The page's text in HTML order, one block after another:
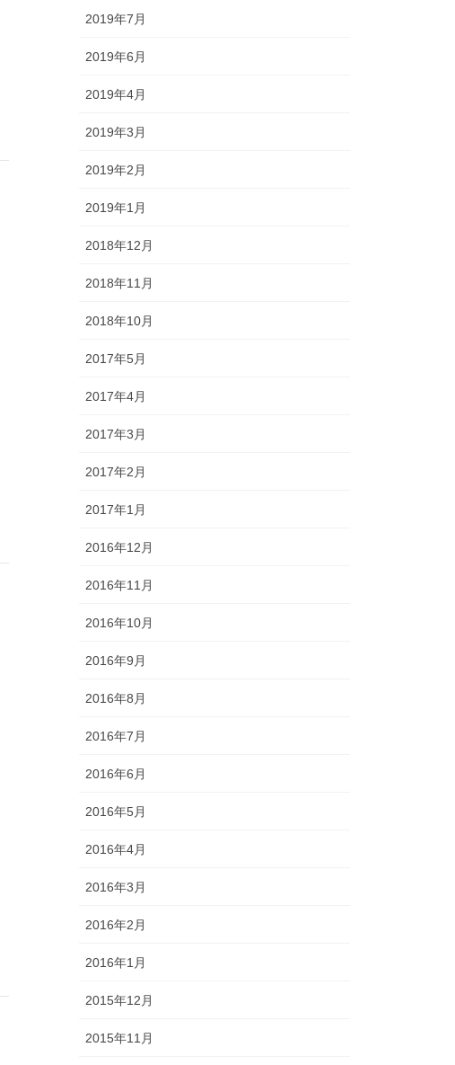
2019年7月
2019年6月
2019年4月
2019年3月
2019年2月
2019年1月
2018年12月
2018年11月
2018年10月
2017年5月
2017年4月
2017年3月
2017年2月
2017年1月
2016年12月
2016年11月
2016年10月
2016年9月
2016年8月
2016年7月
2016年6月
2016年5月
2016年4月
2016年3月
2016年2月
2016年1月
2015年12月
2015年11月